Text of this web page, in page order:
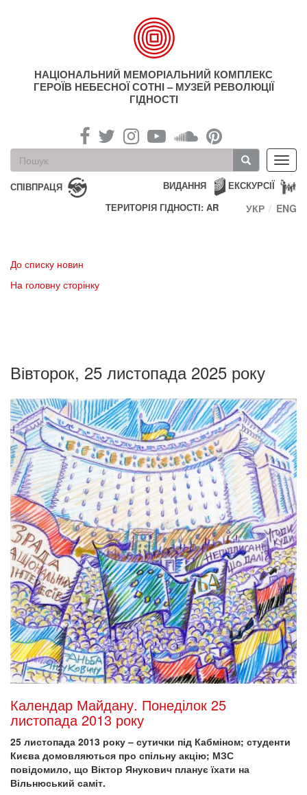
НАЦІОНАЛЬНИЙ МЕМОРІАЛЬНИЙ КОМПЛЕКС
ГЕРОЇВ НЕБЕСНОЇ СОТНІ – МУЗЕЙ РЕВОЛЮЦІЇ
ГІДНОСТІ
Пошукова
форма
Пошук
СПІВПРАЦЯ ЕКСКУРСІЇ
ВИДАННЯ
ТЕРИТОРІЯ ГІДНОСТІ: AR
УКР ENG
До списку новин
На головну сторінку
Вівторок, 25 листопада 2025 року
Календар Майдану. Понеділок 25
листопада 2013 року
25 листопада 2013 року – сутички під Кабміном; студенти
Києва домовляються про спільну акцію; МЗС
повідомило, що Віктор Янукович планує їхати на
Вільнюський саміт.